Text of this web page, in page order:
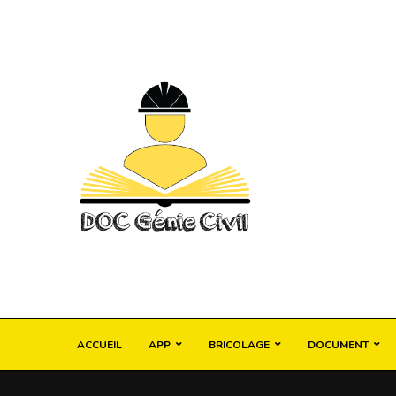
ACCUEIL APP BRICOLAGE DOCUMENT